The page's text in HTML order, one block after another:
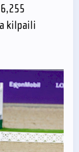
kilpaili